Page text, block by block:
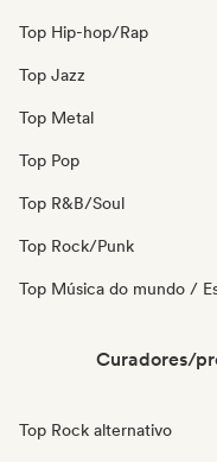
Top Hip-hop/Rap
Top Jazz
Top Metal
Top Pop
Top R&B/Soul
Top Rock/Punk
Top Música do mundo /
Curadores/
Top Rock alternativo